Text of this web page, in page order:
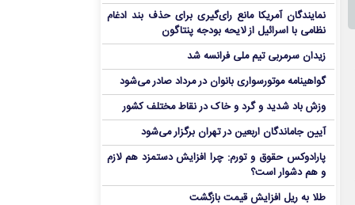
نمایندگان آمریکا مانع رای‌گیری برای حذف بند ادغام
نظامی با اسرائیل از لایحه بودجه پنتاگون
زیدان سرمربی تیم ملی فرانسه شد
گواهینامه موتورسواری بانوان در مرداد صادر می‌شود
وزش باد شدید و گرد و خاک در نقاط مختلف کشور
آیین جاماندگان اربعین در تهران برگزار می‌شود
پارادوکس حقوق و تورم: چرا افزایش دستمزد هم لازم
و هم دشوار است؟
طلا به ریل افزایش قیمت بازگشت